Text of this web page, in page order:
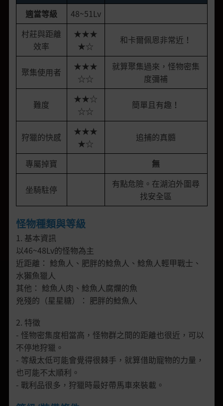
適當等級
48~51Lv
村莊與距離
效率
★★★
★☆
和卡爾佩恩非常近！
聚集使用者
★★★
☆☆
就算聚集過來，怪物密集
度彌補
難度
★★☆
☆☆
簡單且有趣！
狩獵的快感
★★★
★☆
追捕的真髓
專屬掉寶 無
坐騎駐停
有點危險。在湖泊外圍尋
找安全區
怪物種類與等級
1. 基本資訊
以46~48Lv的怪物為主
近距離： 鯰魚人、肥胖的鯰魚人、鯰魚人輕甲戰士、
水獺魚獵人
其他： 鯰魚人肉、鯰魚人腐爛的魚
兇殘的（星星糖）： 肥胖的鯰魚人
2. 特徵
- 怪物密集度相當高，怪物群之間的距離也很近，可以
不停地狩獵。
- 等級太低可能會覺得很棘手，就算借助寵物的力量，
也可能不太順利。
- 戰利品很多，狩獵時最好帶馬車來裝載。